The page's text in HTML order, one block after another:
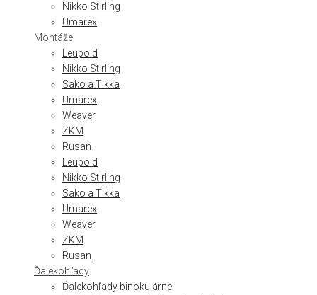
Nikko Stirling
Umarex
Montáže
Leupold
Nikko Stirling
Sako a Tikka
Umarex
Weaver
ZKM
Rusan
Leupold
Nikko Stirling
Sako a Tikka
Umarex
Weaver
ZKM
Rusan
Ďalekohľady
Ďalekohľady binokulárne